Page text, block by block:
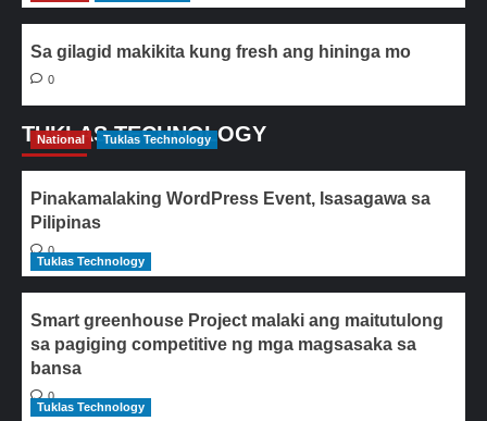
Sa gilagid makikita kung fresh ang hininga mo
0
TUKLAS TECHNOLOGY
National Tuklas Technology
Pinakamalaking WordPress Event, Isasagawa sa
Pilipinas
0
Tuklas Technology
Smart greenhouse Project malaki ang maitutulong
sa pagiging competitive ng mga magsasaka sa
bansa
0
Tuklas Technology